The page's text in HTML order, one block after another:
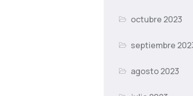
octubre 2023
septiembre
agosto 2023